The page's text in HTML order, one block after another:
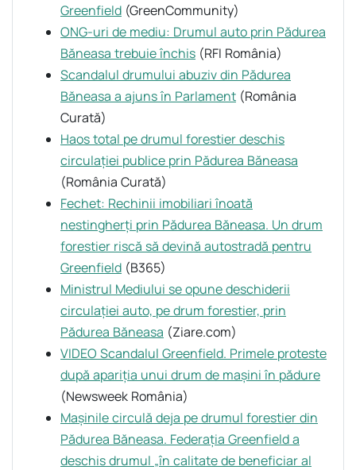
Greenfield (GreenCommunity)
ONG-uri de mediu: Drumul auto prin Pădurea
Băneasa trebuie închis (RFI România)
Scandalul drumului abuziv din Pădurea
Băneasa a ajuns în Parlament (România
Curată)
Haos total pe drumul forestier deschis
circulației publice prin Pădurea Băneasa
(România Curată)
Fechet: Rechinii imobiliari înoată
nestingherți prin Pădurea Băneasa. Un drum
forestier riscă să devină autostradă pentru
Greenfield (B365)
Ministrul Mediului se opune deschiderii
circulației auto, pe drum forestier, prin
Pădurea Băneasa (Ziare.com)
VIDEO Scandalul Greenfield. Primele proteste
după apariția unui drum de mașini în pădure
(Newsweek România)
Mașinile circulă deja pe drumul forestier din
Pădurea Băneasa. Federația Greenfield a
deschis drumul „în calitate de beneficiar al